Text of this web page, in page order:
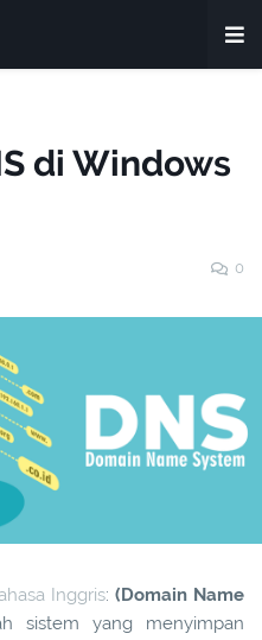
di Windows
0
Inggris: (Domain Name
sistem yang menyimpan